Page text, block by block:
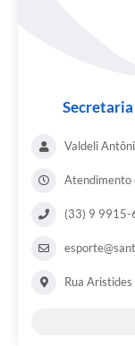
Valdeli
Atendimento
(33) 9 9915-
Rua